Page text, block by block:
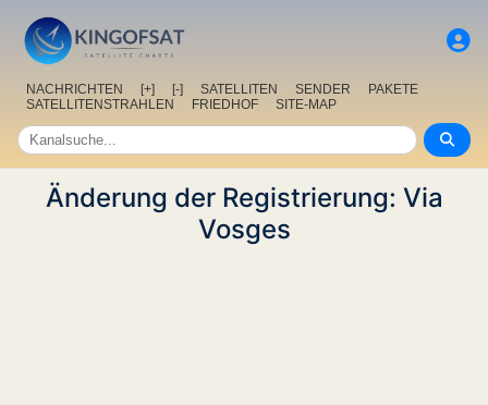
NACHRICHTEN [+] [-] SATELLITEN SENDER
PAKETE
SATELLITENSTRAHLEN
FRIEDHOF SITE-MAP
Änderung der Registrierung: Via
Vosges